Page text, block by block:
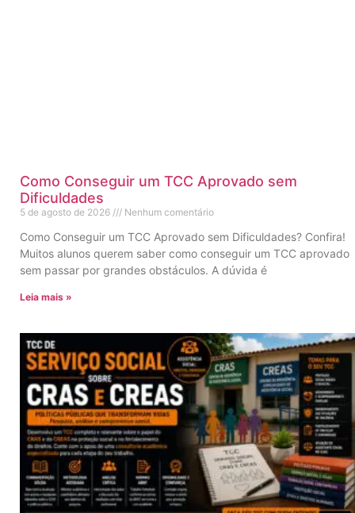
Como Conseguir um TCC Aprovado sem
Dificuldades
5 de agosto de 2026 Nenhum comentário
Como Conseguir um TCC Aprovado sem Dificuldades? Confira!
Muitos alunos querem saber como conseguir um TCC aprovado
sem passar por grandes obstáculos. A dúvida é
Leia mais »